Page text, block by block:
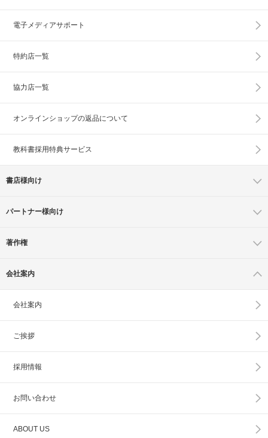
電子メディアサポート
特約店一覧
協力店一覧
オンラインショップの返品について
教科書採用特典サービス
書店様向け
パートナー様向け
著作権
会社案内
会社案内
ご挨拶
採用情報
お問い合わせ
ABOUT US